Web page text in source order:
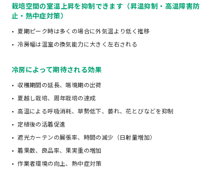
栽培空間の室温上昇を抑制できます（昇温抑制・高温障害防
止・熱中症対策）
夏期ピーク時は多くの場合に外気温より低く推移
冷房幅は温室の換気能力に大きく左右される
冷房によって期待される効果
収穫期間の延長、端境期の出荷
夏越し栽培、周年栽培の達成
高温による呼吸消耗、草勢低下、萎れ、花とびなどを抑制
定植後の活着促進
遮光カーテンの展張率、時間の減少（日射量増加）
着果数、良品率、果実重の増加
作業者環境の向上、熱中症対策